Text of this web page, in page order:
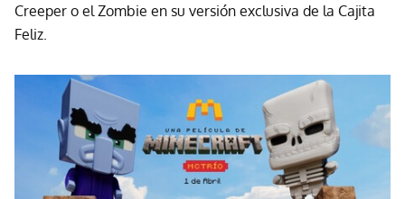
Creeper o el Zombie en su versión exclusiva de la Cajita
Feliz.